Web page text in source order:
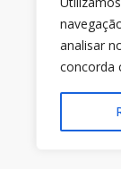
analisar
concorda